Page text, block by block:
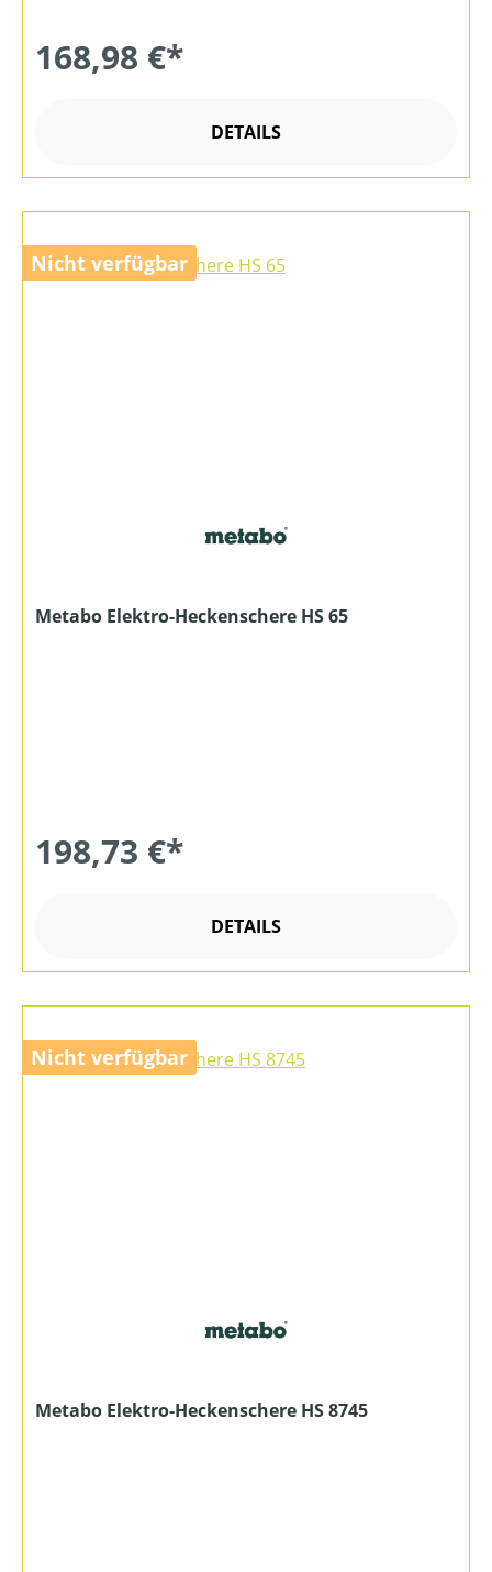
168,98 €*
DETAILS
Nicht verfügbar
Metabo Elektro-Heckenschere HS 65
198,73 €*
DETAILS
Nicht verfügbar
Metabo Elektro-Heckenschere HS 8745